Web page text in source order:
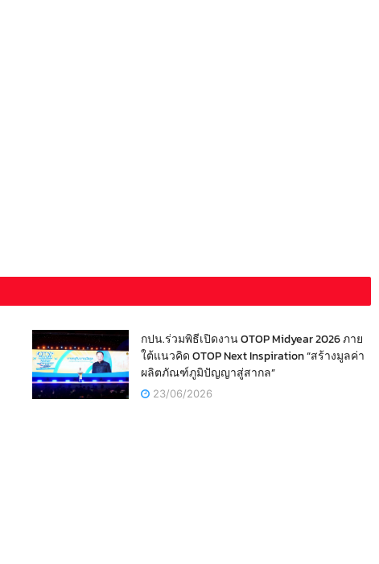
กปน.ร่วมพิธีเปิดงาน OTOP Midyear 2026 ภาย
ใต้แนวคิด OTOP Next Inspiration “สร้างมูลค่า
ผลิตภัณฑ์ภูมิปัญญาสู่สากล”
23/06/2026